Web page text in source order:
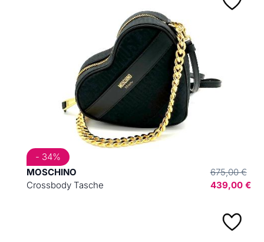
MOSCHINO
Crossbody Tasche
675,00 €
439,00 €
- 34%